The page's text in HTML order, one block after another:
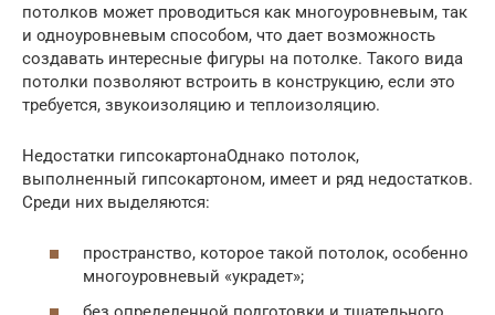
потолков может проводиться как многоуровневым, так
и одноуровневым способом, что дает возможность
создавать интересные фигуры на потолке. Такого вида
потолки позволяют встроить в конструкцию, если это
требуется, звукоизоляцию и теплоизоляцию.
Недостатки гипсокартонаОднако потолок,
выполненный гипсокартоном, имеет и ряд недостатков.
Среди них выделяются:
пространство, которое такой потолок, особенно
многоуровневый «украдет»;